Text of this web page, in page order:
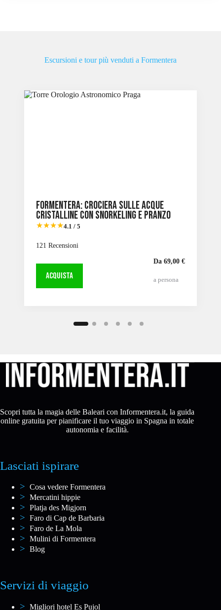
Escursioni e tour più venduti a Formentera
Formentera: Crociera sulle acque
cristalline con snorkeling e pranzo
★★★★4.1 / 5
121 Recensioni
ACQUISTA
Da 69,00 €
a persona
Scopri tutta la magia delle Baleari con Informentera.it, la guida
online gratuita per pianificare il tuo viaggio in Spagna in totale
autonomia e facilità.
Lasciati ispirare
Cosa vedere Formentera
Mercatini hippie
Platja des Migjorn
Faro di Cap de Barbaria
Faro de La Mola
Mulini di Formentera
Blog
Servizi di viaggio
Migliori hotel Es Pujol